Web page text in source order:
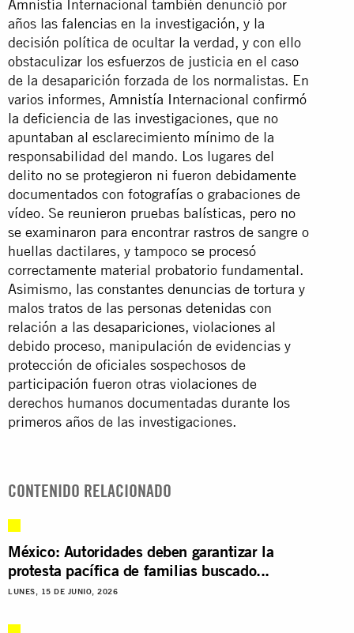
Amnistía Internacional también denunció por
años las falencias en la investigación, y la
decisión política de ocultar la verdad, y con ello
obstaculizar los esfuerzos de justicia en el caso
de la desaparición forzada de los normalistas. En
varios informes, Amnistía Internacional confirmó
la deficiencia de las investigaciones, que no
apuntaban al esclarecimiento mínimo de la
responsabilidad del mando. Los lugares del
delito no se protegieron ni fueron debidamente
documentados con fotografías o grabaciones de
vídeo. Se reunieron pruebas balísticas, pero no
se examinaron para encontrar rastros de sangre o
huellas dactilares, y tampoco se procesó
correctamente material probatorio fundamental.
Asimismo, las constantes denuncias de tortura y
malos tratos de las personas detenidas con
relación a las desapariciones, violaciones al
debido proceso, manipulación de evidencias y
protección de oficiales sospechosos de
participación fueron otras violaciones de
derechos humanos documentadas durante los
primeros años de las investigaciones.
CONTENIDO RELACIONADO
México: Autoridades deben garantizar la
protesta pacífica de familias buscado...
LUNES, 15 DE JUNIO, 2026